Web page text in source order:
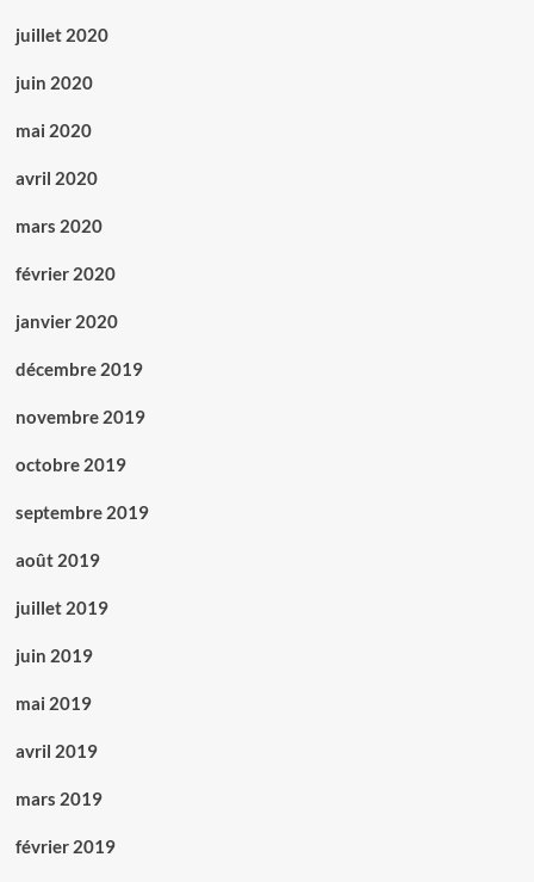
juillet 2020
juin 2020
mai 2020
avril 2020
mars 2020
février 2020
janvier 2020
décembre 2019
novembre 2019
octobre 2019
septembre 2019
août 2019
juillet 2019
juin 2019
mai 2019
avril 2019
mars 2019
février 2019